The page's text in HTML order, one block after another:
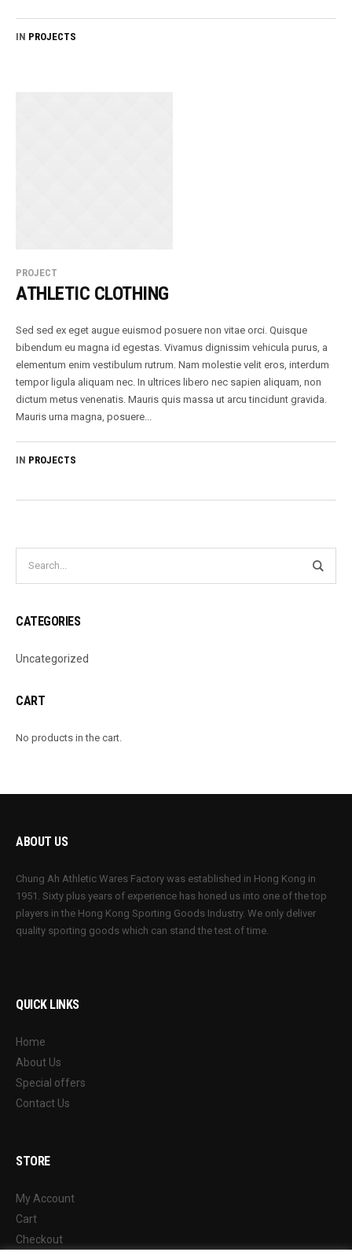
IN PROJECTS
PROJECT
ATHLETIC CLOTHING
Sed sed ex eget augue euismod posuere non vitae orci. Quisque
bibendum eu magna id egestas. Vivamus dignissim vehicula purus, a
elementum enim vestibulum rutrum. Nam molestie velit eros, interdum
tempor ligula aliquam nec. In ultrices libero nec sapien aliquam, non
dictum metus venenatis. Mauris quis massa ut arcu tincidunt gravida.
Mauris urna magna, posuere...
IN PROJECTS
CATEGORIES
Uncategorized
CART
No products in the cart.
ABOUT US
Chung Ah Athletic Wares Factory was established in Hong Kong in
1951. Sixty plus years of experience has honed us into one of the top
players in the Hong Kong Sporting Goods Industry. We only deliver
quality sporting goods which can stand the test of time.
QUICK LINKS
Home
About Us
Special offers
Contact Us
STORE
My Account
Cart
Checkout